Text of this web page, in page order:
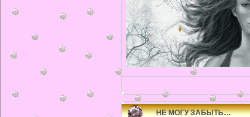
НЕ МОГУ ЗАБЫТЬ…